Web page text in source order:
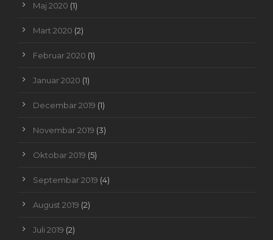
Maj 2020 (1)
Mart 2020 (2)
Februar 2020 (1)
Januar 2020 (1)
Decembar 2019 (1)
Novembar 2019 (3)
Oktobar 2019 (5)
Septembar 2019 (4)
August 2019 (2)
Juli 2019 (2)